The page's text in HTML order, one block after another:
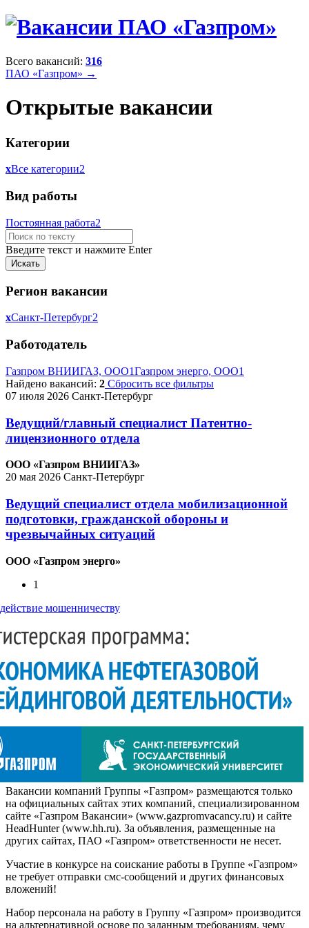
Всего вакансий: 316
ПАО «Газпром» →
Открытые вакансии
Категории
xВсе категории2
Вид работы
Постоянная работа2
Введите текст и нажмите Enter
Регион вакансии
xСанкт-Петербург2
Работодатель
Газпром ВНИИГАЗ, ООО1Газпром энерго, ООО1
Найдено вакансий: 2 Сбросить все фильтры
07 июля 2026 Санкт-Петербург
Ведущий/главный специалист Патентно-
лицензионного отдела
ООО «Газпром ВНИИГАЗ»
20 мая 2026 Санкт-Петербург
Ведущий специалист отдела мобилизационной
подготовки, гражданской обороны и
чрезвычайных ситуаций
ООО «Газпром энерго»
1
мошенничеству
Вакансии компаний Группы «Газпром» размещаются только
на официальных сайтах этих компаний, специализированном
сайте «Газпром Вакансии» (www.gazpromvacancy.ru) и сайте
HeadHunter (www.hh.ru). За объявления, размещенные на
других сайтах, ПАО «Газпром» ответственности не несет.
Участие в конкурсе на соискание работы в Группе «Газпром»
не требует отправки смс-сообщений и других финансовых
вложений!
Набор персонала на работу в Группу «Газпром» производится
на альтернативной основе по заданным требованиям, чему